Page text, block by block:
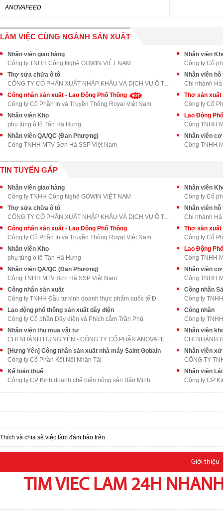
ANOVAFEED
LÀM VIỆC CÙNG NGÀNH SẢN XUẤT
Nhân viên giao hàng
Công ty TNHH Công Nghệ GOWIN VIỆT NAM
Nhân viên
Công ty Cổ
Thợ sửa chữa ô tô
CÔNG TY CỔ PHẦN XUẤT NHẬP KHẨU VÀ DỊCH VỤ Ô TÔ LON
Nhân viên
Chi nhánh
Công nhân sản xuất - Lao Động Phổ Thông
Công ty Cổ Phần In và Truyền Thông Royal Việt Nam
Thợ sản xuất
Công ty Cổ
Nhân viên Kho
phụ tùng ô tô Tân Hà Hưng
Lao Động
Công TNHH
Nhân viên QA/QC (Đan Phượng)
Công TNHH MTV Sơn Hà SSP Việt Nam
Nhân viên
Công TNHH
TIN TUYỂN GẤP
Nhân viên giao hàng
Công ty TNHH Công Nghệ GOWIN VIỆT NAM
Nhân viên
Công ty Cổ
Thợ sửa chữa ô tô
CÔNG TY CỔ PHẦN XUẤT NHẬP KHẨU VÀ DỊCH VỤ Ô TÔ LON
Nhân viên
Chi nhánh
Công nhân sản xuất - Lao Động Phổ Thông
Công ty Cổ Phần In và Truyền Thông Royal Việt Nam
Thợ sản xuất
Công ty Cổ
Nhân viên Kho
phụ tùng ô tô Tân Hà Hưng
Lao Động
Công TNHH
Nhân viên QA/QC (Đan Phượng)
Công TNHH MTV Sơn Hà SSP Việt Nam
Nhân viên
Công TNHH
Công nhân sản xuất
Công ty TNHH Đầu tư kinh doanh thực phẩm quốc tế Đ
Công nhân
Công ty
Lao động phổ thông sản xuất dây điện
Công ty Cổ phần Dây điện và Phích cắm Trần Phú
Công nhân
Công ty
Nhân viên thu mua vật tư
CHI NHÁNH HƯNG YÊN - CÔNG TY CỔ PHẦN ANOVAFEED
Nhân viên
[Hưng Yên] Công nhân sản xuất nhà máy Saint Gobain
Công ty Cổ Phần Kết Nối Nhân Tài
Nhân viên
CÔNG TY
Kế toán thuế
Công ty CP Kinh doanh chế biến nông sản Bảo Minh
Nhân viên
Công ty CP
Thích và chia sẽ việc làm đảm bảo trên
Giới thiệu
TIM VIEC LAM 24H